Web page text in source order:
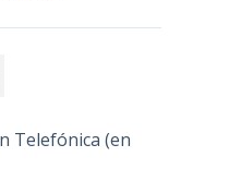
Telefónica (en